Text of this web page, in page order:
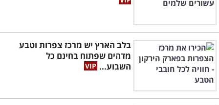
בלב הארץ יש מרכז צפרות וטבע
מדהים שפתוח בחינם כל
השבוע...